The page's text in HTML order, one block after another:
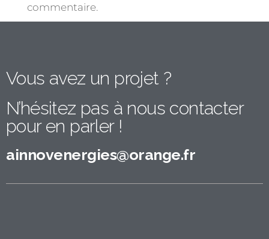
commentaire.
Vous avez un projet ?
N’hésitez pas à nous contacter
pour en parler !​
ainnovenergies@orange.fr